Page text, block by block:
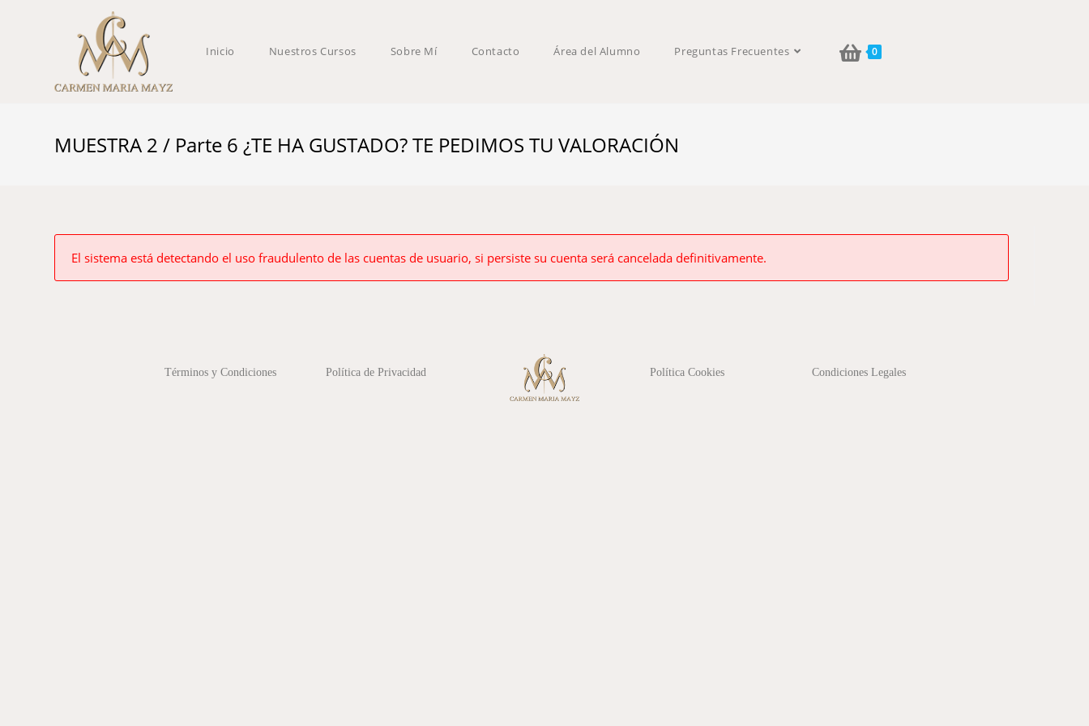
Inicio Nuestros Cursos Sobre Mí Contacto Área del Alumno Preguntas Frecuentes 0
MUESTRA 2 / Parte 6 ¿TE HA GUSTADO? TE PEDIMOS TU VALORACIÓN
El sistema está detectando el uso fraudulento de las cuentas de usuario, si persiste su cuenta será cancelada definitivamente.
Términos y Condiciones Política de Privacidad Política Cookies Condiciones Legales